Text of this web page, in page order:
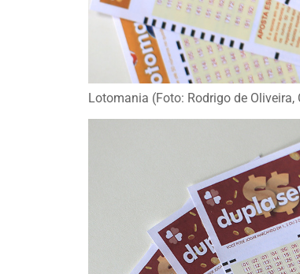
Lotomania (Foto: Rodrigo de Oliveira,